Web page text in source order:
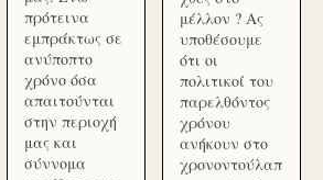
πρότεινα
εμπράκτως σε
ανύποπτο
χρόνο όσα
απαιτούνται
στην περιοχή
μας και
σύννομα
μέλλον ? Ας
υποθέσουμε
ότι οι
πολιτικοί του
παρελθόντος
χρόνου
ανήκουν στο
χρονοντούλαπ